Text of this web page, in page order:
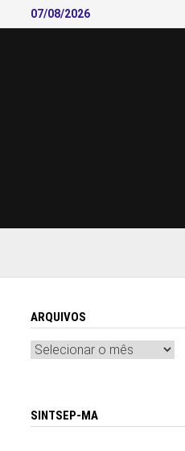
to
07/08/2026
ARQUIVOS
Arquivos
SINTSEP-MA